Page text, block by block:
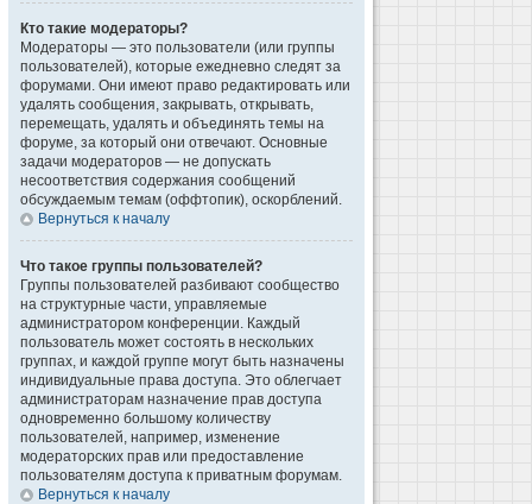
Кто такие модераторы?
Модераторы — это пользователи (или группы
пользователей), которые ежедневно следят за
форумами. Они имеют право редактировать или
удалять сообщения, закрывать, открывать,
перемещать, удалять и объединять темы на
форуме, за который они отвечают. Основные
задачи модераторов — не допускать
несоответствия содержания сообщений
обсуждаемым темам (оффтопик), оскорблений.
Вернуться к началу
Что такое группы пользователей?
Группы пользователей разбивают сообщество
на структурные части, управляемые
администратором конференции. Каждый
пользователь может состоять в нескольких
группах, и каждой группе могут быть назначены
индивидуальные права доступа. Это облегчает
администраторам назначение прав доступа
одновременно большому количеству
пользователей, например, изменение
модераторских прав или предоставление
пользователям доступа к приватным форумам.
Вернуться к началу